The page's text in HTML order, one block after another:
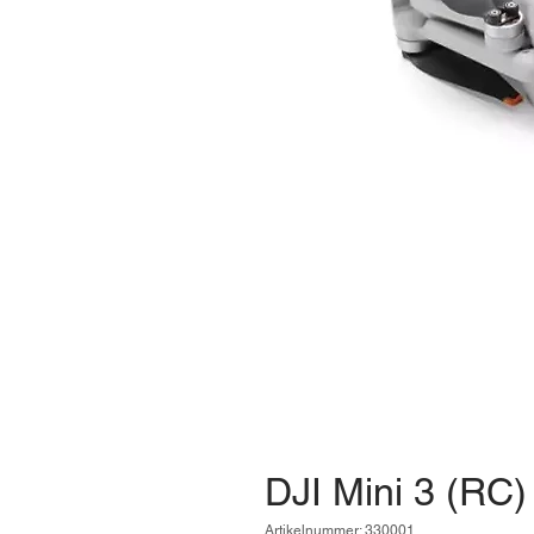
DJI Mini 3 (RC)
Artikelnummer: 330001